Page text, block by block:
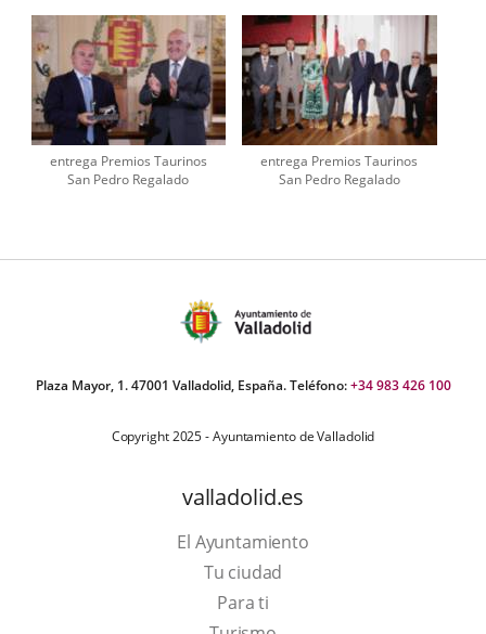
entrega Premios Taurinos
San Pedro Regalado
entrega Premios Taurinos
San Pedro Regalado
Plaza Mayor, 1. 47001 Valladolid, España. Teléfono:+34 983 426 100
Copyright 2025 - Ayuntamiento de Valladolid
valladolid.es
El Ayuntamiento
Tu ciudad
Para ti